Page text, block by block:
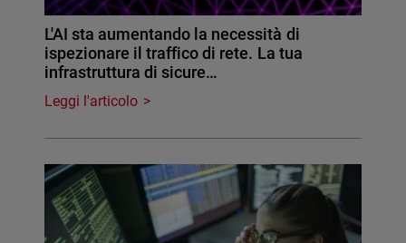
L'AI sta aumentando la necessità di
ispezionare il traffico di rete. La tua
infrastruttura di sicure…
Leggi l'articolo